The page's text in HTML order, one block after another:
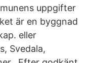
uppgifter
är en byggnad
eller
Svedala,